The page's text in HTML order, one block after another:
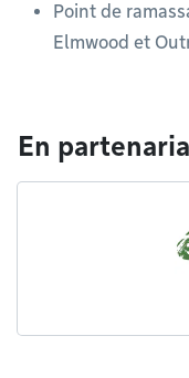
Point de
Elmwood et
En